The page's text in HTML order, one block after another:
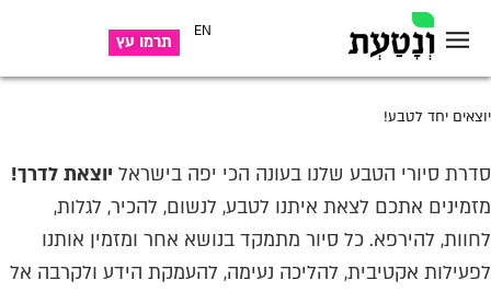
תרמו עץ
EN
יוצאים יחד לטבע!
סדרת סיורי הטבע שלנו בעונה הכי יפה בישראל יוצאת לדרך!
מזמינים אתכם לצאת איתנו לטבע, לנשום, להכיר, לגלות,
לחוות, להירפא. כל סיור מתמקד בנושא אחר ומזמין אותנו
לפעילות אקטיבית, להליכה נעימה, להעמקת הידע ולקרבה אל